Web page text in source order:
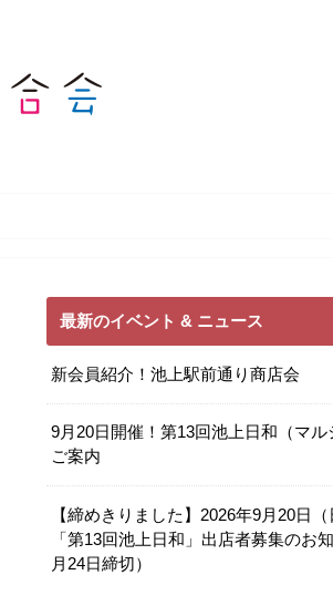
最新のイベント & ニュース
新会員紹介！池上駅前通り商店会
9月20日開催！第13回池上日和（マル
ご案内
【締めきりました】2026年9月20日
「第13回池上日和」出店者募集のお
月24日締切）